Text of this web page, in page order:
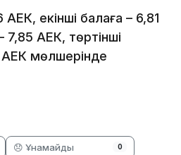
АЕК, екінші балаға – 6,81
7,85 АЕК, төртінші
АЕК мөлшерінде
😞 Ұнамайды 0